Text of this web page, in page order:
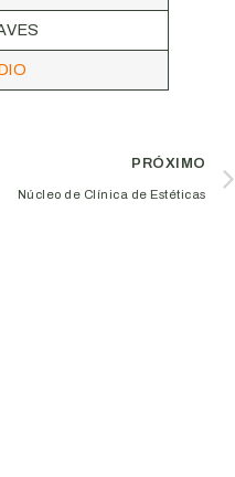
PRÓXIMO
Núcleo de Clínica de Estéticas